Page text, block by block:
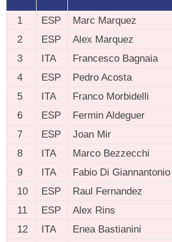
1 ESP Marc Marquez
2
ESP Alex Marquez
3
ITA Francesco Bagnaia
4
ESP Pedro Acosta
5
ITA Franco Morbidelli
6
ESP Fermin Aldeguer
7
ESP Joan Mir
8
ITA Marco Bezzecchi
9
ITA Fabio Di Giannantonio
10
ESP Raul Fernandez
11
ESP Alex Rins
12
ITA Enea Bastianini